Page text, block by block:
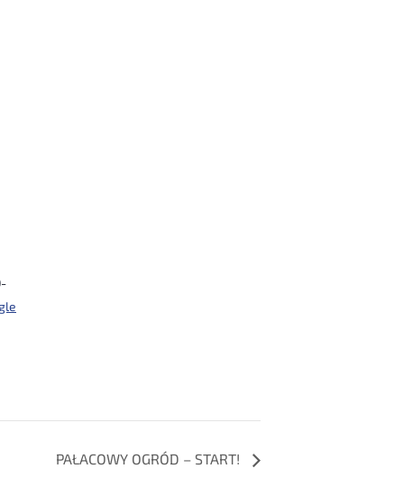
PAŁACOWY OGRÓD – START!